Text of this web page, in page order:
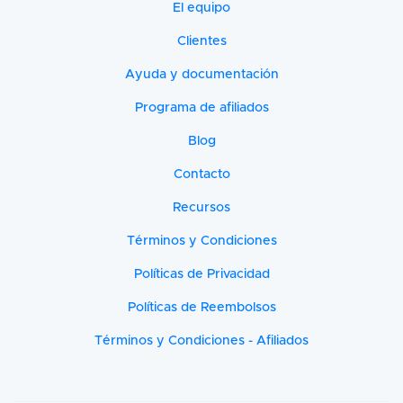
El equipo
Clientes
Ayuda y documentación
Programa de afiliados
Blog
Contacto
Recursos
Términos y Condiciones
Políticas de Privacidad
Políticas de Reembolsos
Términos y Condiciones - Afiliados